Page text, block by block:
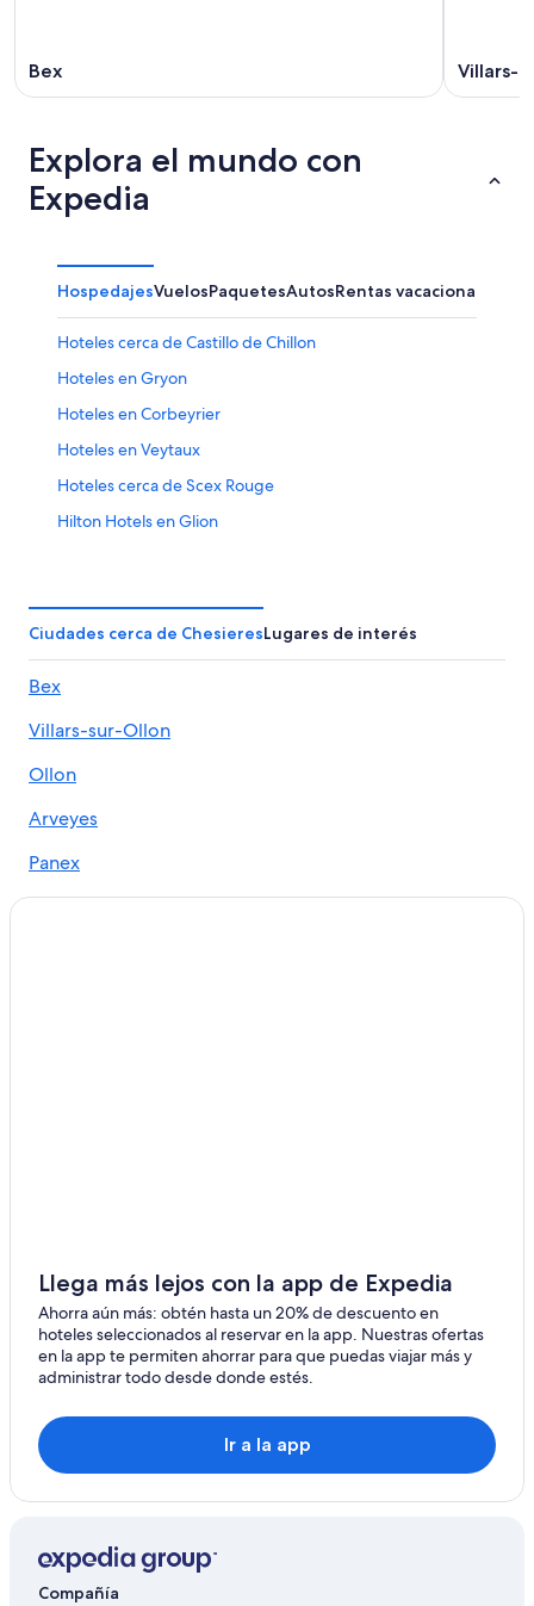
Bex Villars-
Explora el mundo con
Expedia
HospedajesVuelosPaquetesAutosRentas vacacionales
Hoteles cerca de Castillo de Chillon
Hoteles en Gryon
Hoteles en Corbeyrier
Hoteles en Veytaux
Hoteles cerca de Scex Rouge
Hilton Hotels en Glion
Hoteles en Glion
Hoteles en Caux
Hoteles baratos en Ollon
Apartamentos en Montreux
Hostales en Montreux
Hoteles en Montreux
Hoteles con spa en Leysin
Hoteles en Leysin
Hoteles en Lavey-les-Bains
Villas en Lavey-les-Bains
Chalets en Villars-sur-Ollon
Hoteles con spa en Villars-sur-Ollon
Resorts en Les Diablerets
Hoteles con spa en Les Diablerets
Ciudades cerca de ChesieresLugares de interés
Bex
Villars-sur-Ollon
Ollon
Arveyes
Panex
Llega más lejos con la app de Expedia
Ahorra aún más: obtén hasta un 20% de descuento en
hoteles seleccionados al reservar en la app. Nuestras ofertas
en la app te permiten ahorrar para que puedas viajar más y
administrar todo desde donde estés.
Ir a la app
Compañía